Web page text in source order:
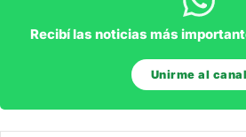
Recibí las noticias más
Unirme al canal